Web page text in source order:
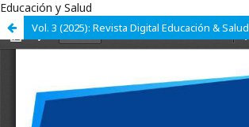
Educación y Salud
Vol. 3 (2025): Revista Digital Educación & Salud